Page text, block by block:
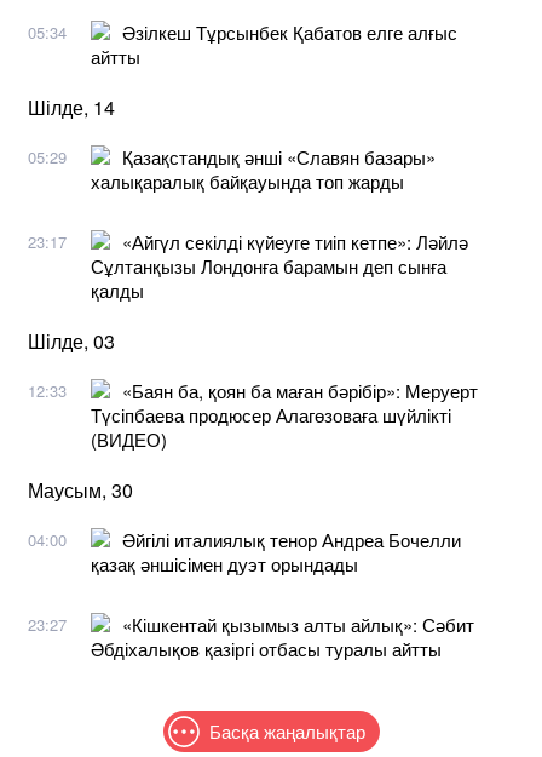
05:34
Әзілкеш Тұрсынбек Қабатов елге алғыс
айтты
Шілде, 14
05:29
Қазақстандық әнші «Славян базары»
халықаралық байқауында топ жарды
23:17
«Айгүл секілді күйеуге тиіп кетпе»: Ләйлә
Сұлтанқызы Лондонға барамын деп сынға
қалды
Шілде, 03
12:33
«Баян ба, қоян ба маған бәрібір»: Меруерт
Түсіпбаева продюсер Алагөзоваға шүйлікті
(ВИДЕО)
Маусым, 30
04:00
Әйгілі италиялық тенор Андреа Бочелли
қазақ әншісімен дуэт орындады
23:27
«Кішкентай қызымыз алты айлық»: Сәбит
Әбдіхалықов қазіргі отбасы туралы айтты
Басқа жаңалықтар